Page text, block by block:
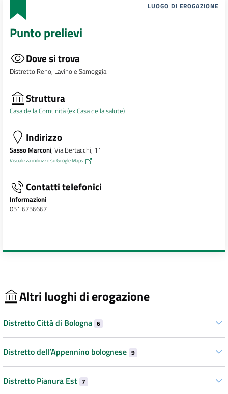
LUOGO DI EROGAZIONE
Punto prelievi
Dove si trova
Distretto Reno, Lavino e Samoggia
Struttura
Casa della Comunità (ex Casa della salute)
Indirizzo
Sasso Marconi, Via Bertacchi, 11
Visualizza indirizzo su Google Maps
Contatti telefonici
Informazioni
051 6756667
Altri luoghi di erogazione
Distretto Città di Bologna 6
Distretto dell’Appennino bolognese 9
Distretto Pianura Est 7